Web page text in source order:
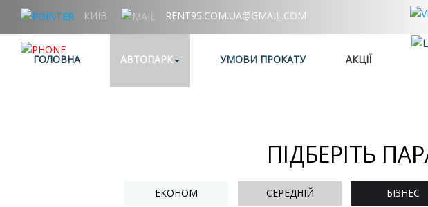
КИЇВ RENT95.COM.UA@GMAIL.COM
ГОЛОВНА
АВТОПАРК УМОВИ ПРОКАТУ АКЦІЇ
ПІДБЕРІТЬ
ЕКОНОМ СЕРЕДНІЙ БІЗНЕС